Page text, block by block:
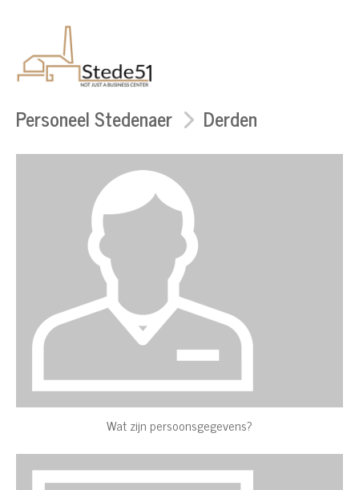
Personeel Stedenaer Derden
Wat zijn persoonsgegevens?